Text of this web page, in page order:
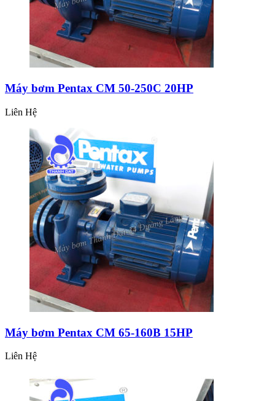
Máy bơm Pentax CM 50-250C 20HP
Liên Hệ
Máy bơm Pentax CM 65-160B 15HP
Liên Hệ